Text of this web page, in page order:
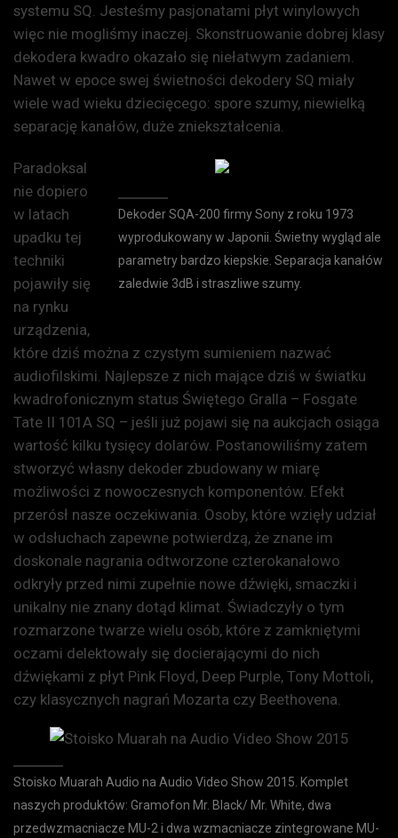
systemu SQ. Jesteśmy pasjonatami płyt winylowych
więc nie mogliśmy inaczej. Skonstruowanie dobrej klasy
dekodera kwadro okazało się niełatwym zadaniem.
Nawet w epoce swej świetności dekodery SQ miały
wiele wad wieku dziecięcego: spore szumy, niewielką
separację kanałów, duże zniekształcenia.
Dekoder SQA-200 firmy Sony z roku 1973
wyprodukowany w Japonii. Świetny wygląd ale
parametry bardzo kiepskie. Separacja kanałów
zaledwie 3dB i straszliwe szumy.
Paradoksal
nie dopiero
w latach
upadku tej
techniki
pojawiły się
na rynku
urządzenia,
które dziś można z czystym sumieniem nazwać
audiofilskimi. Najlepsze z nich mające dziś w światku
kwadrofonicznym status Świętego Gralla – Fosgate
Tate II 101A SQ – jeśli już pojawi się na aukcjach osiąga
wartość kilku tysięcy dolarów. Postanowiliśmy zatem
stworzyć własny dekoder zbudowany w miarę
możliwości z nowoczesnych komponentów. Efekt
przerósł nasze oczekiwania. Osoby, które wzięły udział
w odsłuchach zapewne potwierdzą, że znane im
doskonale nagrania odtworzone czterokanałowo
odkryły przed nimi zupełnie nowe dźwięki, smaczki i
unikalny nie znany dotąd klimat. Świadczyły o tym
rozmarzone twarze wielu osób, które z zamkniętymi
oczami delektowały się docierającymi do nich
dźwiękami z płyt Pink Floyd, Deep Purple, Tony Mottoli,
czy klasycznych nagrań Mozarta czy Beethovena.
Stoisko Muarah Audio na Audio Video Show 2015. Komplet
naszych produktów: Gramofon Mr. Black/ Mr. White, dwa
przedwzmacniacze MU-2 i dwa wzmacniacze zintegrowane MU-